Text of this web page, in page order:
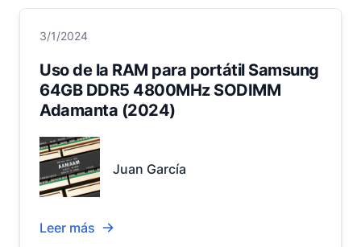
3/1/2024
Uso de la RAM para portátil Samsung
64GB DDR5 4800MHz SODIMM
Adamanta (2024)
Juan García
Leer más